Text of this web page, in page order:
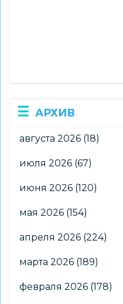
АРХИВ
августа 2026 (18)
июля 2026 (67)
июня 2026 (120)
мая 2026 (154)
апреля 2026 (224)
марта 2026 (189)
февраля 2026 (178)